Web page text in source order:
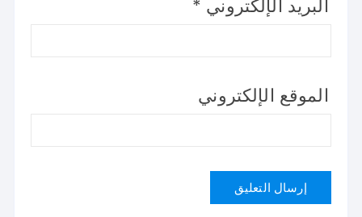
البريد الإلكتروني *
الموقع الإلكتروني